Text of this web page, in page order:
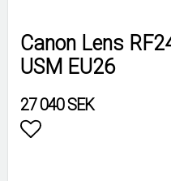
Canon Lens
USM EU26
27 040 SEK